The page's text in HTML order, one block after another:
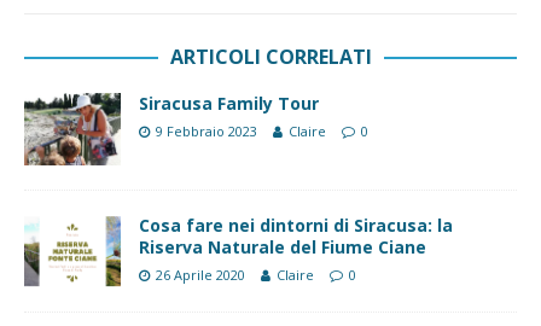
ARTICOLI CORRELATI
Siracusa Family Tour
9 Febbraio 2023 Claire 0
Cosa fare nei dintorni di Siracusa: la
Riserva Naturale del Fiume Ciane
26 Aprile 2020 Claire 0